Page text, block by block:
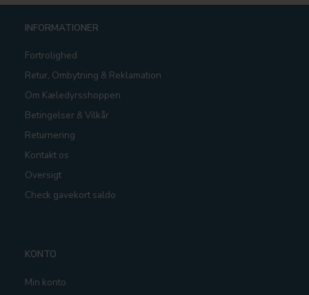
INFORMATIONER
Fortrolighed
Retur, Ombytning & Reklamation
Om Kæledyrsshoppen
Betingelser & Vilkår
Returnering
Kontakt os
Oversigt
Check gavekort saldo
KONTO
Min konto